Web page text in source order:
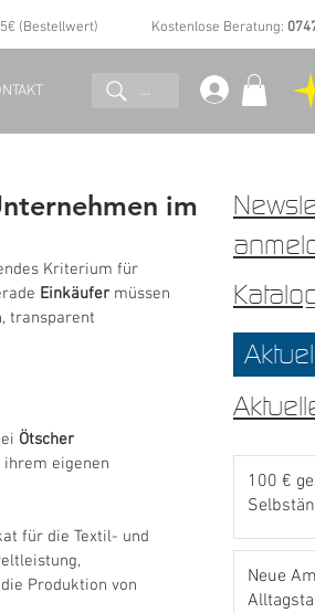
(Bestellwert) Kostenlose Beratung:
...
im
Kriterium für
Einkäufer müssen
transparent
Ötscher
eigenen
für die Textil- und
Produktion von
100 €
Neue